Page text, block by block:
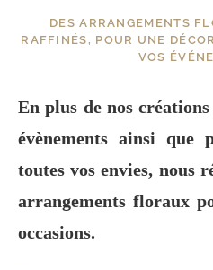
DES ARRANGEMENTS
RAFFINÉS, POUR UNE
VOS
En plus de nos
évènements ainsi que
toutes vos envies, nous
arrangements floraux
occasions.